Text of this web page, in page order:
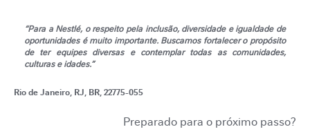
“Para a Nestlé, o respeito pela inclusão, diversidade e igualdade de
oportunidades é muito importante. Buscamos fortalecer o propósito
de ter equipes diversas e contemplar todas as comunidades,
culturas e idades.”
Rio de Janeiro, RJ, BR, 22775-055
Preparado para o próximo passo?